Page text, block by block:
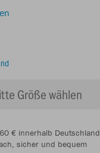
Größe wählen
€ innerhalb Deutschland
sicher und bequem